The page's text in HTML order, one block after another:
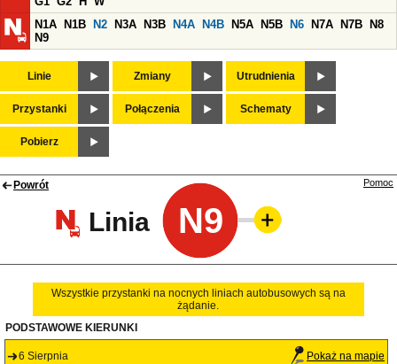
N1A
N1B N2 N3A N3B N4A N4B N5A N5B N6 N7A N7B
N8
N9
Linie Zmiany Utrudnienia
Przystanki Połączenia Schematy
Pobierz
Powrót
Linia N9
Pomoc
Wszystkie przystanki na nocnych liniach autobusowych są na
żądanie.
PODSTAWOWE KIERUNKI
6 Sierpnia Pokaż na mapie